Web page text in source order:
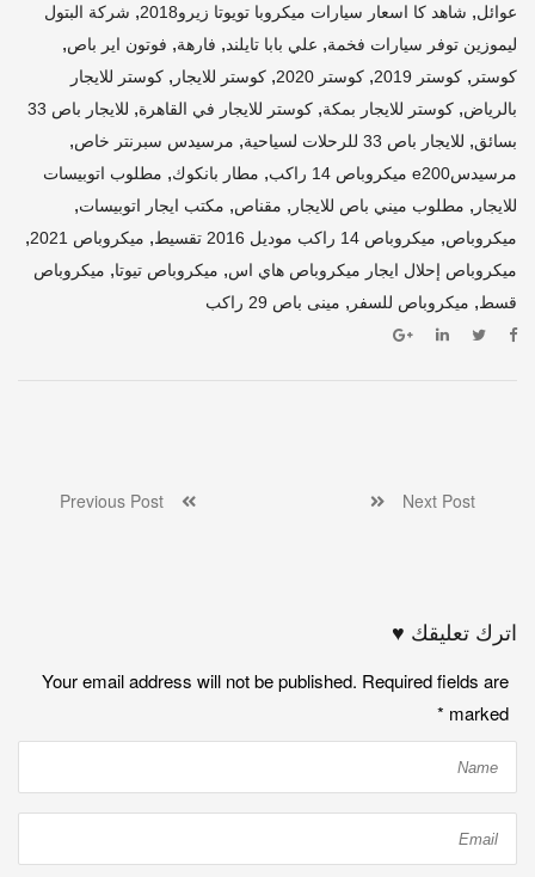
عوائل, شاهد كا اسعار سيارات ميكروبا تويوتا زيرو2018 , شركة البتول
ليموزين توفر سيارات فخمة, علي بابا تايلند, فارهة, فوتون اير باص,
كوستر , كوستر 2019 , كوستر 2020 , كوستر للايجار , كوستر للايجار
بالرياض, كوستر للايجار بمكة, كوستر للايجار في القاهرة,
للايجار باص 33
بسائق, للايجار باص 33 للرحلات لسياحية , مرسيدس سبرنتر خاص,
مرسيدسe200 ميكروباص 14 راكب , مطار بانكوك, مطلوب اتوبيسات
للايجار , مطلوب ميني باص للايجار , مقناص, مكتب ايجار اتوبيسات,
ميكروباص, ميكروباص 14 راكب موديل 2016 تقسيط , ميكروباص 2021 ,
ميكروباص إحلال ايجار ميكروباص هاي اس, ميكروباص تيوتا, ميكروباص
قسط, ميكروباص للسفر , مينى باص 29 راكب
Next Post
اترك تعليقك ♥
Your email address will not be published. Required fields are
marked
*